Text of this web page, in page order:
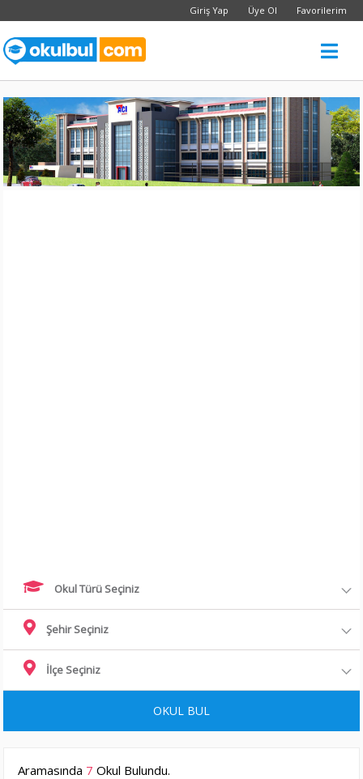
Giriş Yap Üye Ol Favorilerim
Okul Türü Seçiniz
Şehir Seçiniz
İlçe Seçiniz
OKUL BUL
Aramasında 7 Okul Bulundu.